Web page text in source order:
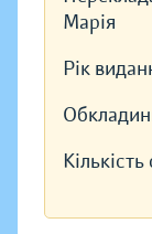
Марія
Рік